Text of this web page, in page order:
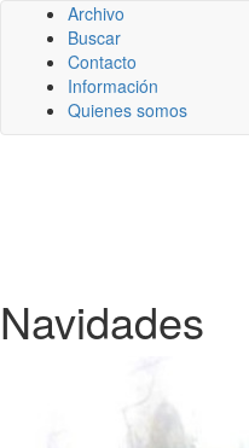
Archivo
Buscar
Contacto
Información
Quienes somos
Navidades